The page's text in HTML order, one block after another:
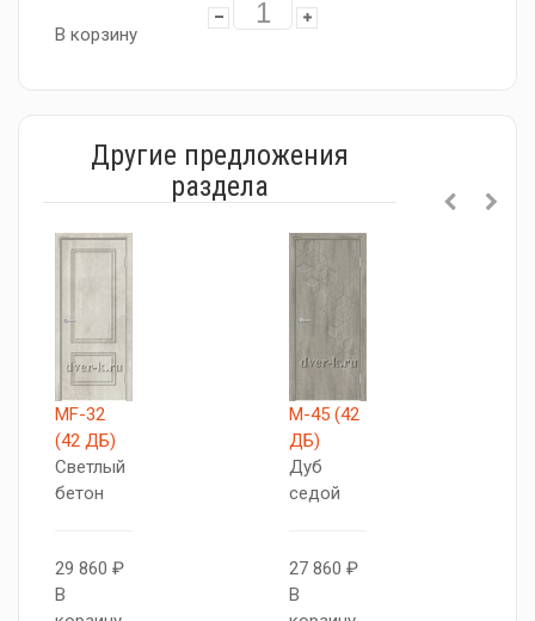
В корзину
Другие предложения
раздела
MF-32
(42 ДБ)
Светлый
бетон
29 860 ₽
В
М-45 (42
ДБ)
Дуб
седой
27 860 ₽
В